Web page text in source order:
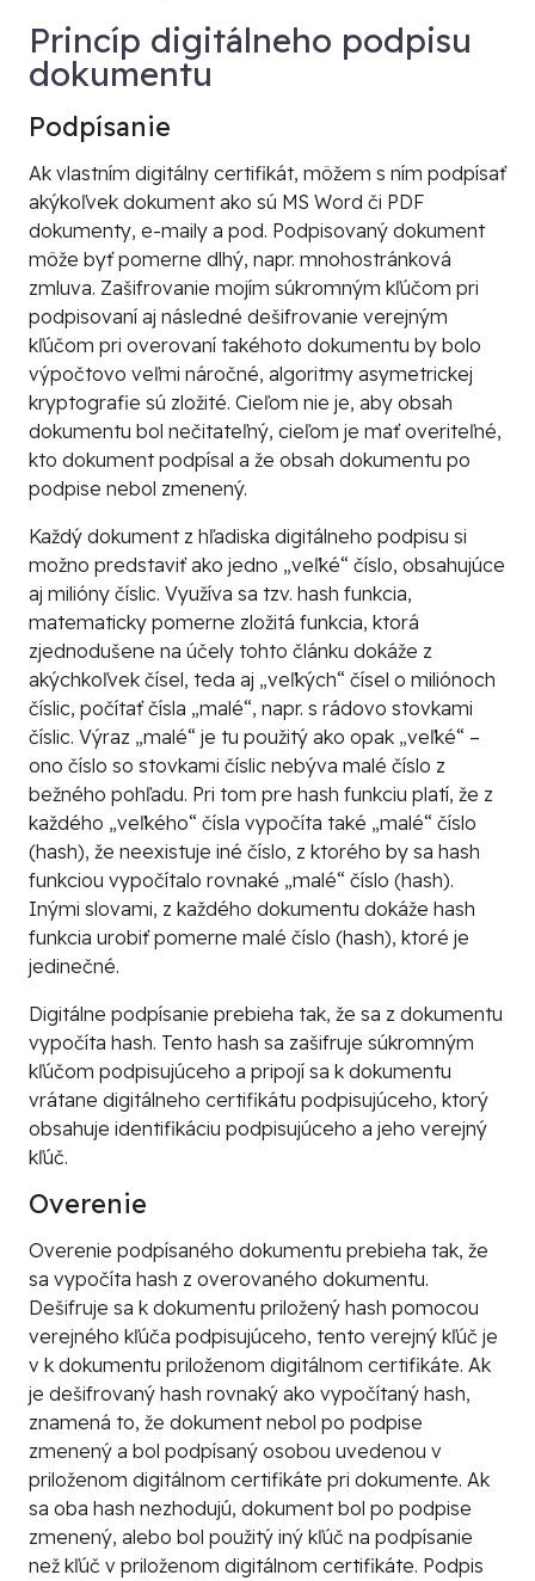
Princíp digitálneho podpisu
dokumentu
Podpísanie
Ak vlastním digitálny certifikát, môžem s ním podpísať
akýkoľvek dokument ako sú MS Word či PDF
dokumenty, e-maily a pod. Podpisovaný dokument
môže byť pomerne dlhý, napr. mnohostránková
zmluva. Zašifrovanie mojím súkromným kľúčom pri
podpisovaní aj následné dešifrovanie verejným
kľúčom pri overovaní takéhoto dokumentu by bolo
výpočtovo veľmi náročné, algoritmy asymetrickej
kryptografie sú zložité. Cieľom nie je, aby obsah
dokumentu bol nečitateľný, cieľom je mať overiteľné,
kto dokument podpísal a že obsah dokumentu po
podpise nebol zmenený.
Každý dokument z hľadiska digitálneho podpisu si
možno predstaviť ako jedno „veľké“ číslo, obsahujúce
aj milióny číslic. Využíva sa tzv. hash funkcia,
matematicky pomerne zložitá funkcia, ktorá
zjednodušene na účely tohto článku dokáže z
akýchkoľvek čísel, teda aj „veľkých“ čísel o miliónoch
číslic, počítať čísla „malé“, napr. s rádovo stovkami
číslic. Výraz „malé“ je tu použitý ako opak „veľké“ –
ono číslo so stovkami číslic nebýva malé číslo z
bežného pohľadu. Pri tom pre hash funkciu platí, že z
každého „veľkého“ čísla vypočíta také „malé“ číslo
(hash), že neexistuje iné číslo, z ktorého by sa hash
funkciou vypočítalo rovnaké „malé“ číslo (hash).
Inými slovami, z každého dokumentu dokáže hash
funkcia urobiť pomerne malé číslo (hash), ktoré je
jedinečné.
Digitálne podpísanie prebieha tak, že sa z dokumentu
vypočíta hash. Tento hash sa zašifruje súkromným
kľúčom podpisujúceho a pripojí sa k dokumentu
vrátane digitálneho certifikátu podpisujúceho, ktorý
obsahuje identifikáciu podpisujúceho a jeho verejný
kľúč.
Overenie
Overenie podpísaného dokumentu prebieha tak, že
sa vypočíta hash z overovaného dokumentu.
Dešifruje sa k dokumentu priložený hash pomocou
verejného kľúča podpisujúceho, tento verejný kľúč je
v k dokumentu priloženom digitálnom certifikáte. Ak
je dešifrovaný hash rovnaký ako vypočítaný hash,
znamená to, že dokument nebol po podpise
zmenený a bol podpísaný osobou uvedenou v
priloženom digitálnom certifikáte pri dokumente. Ak
sa oba hash nezhodujú, dokument bol po podpise
zmenený, alebo bol použitý iný kľúč na podpísanie
než kľúč v priloženom digitálnom certifikáte. Podpis